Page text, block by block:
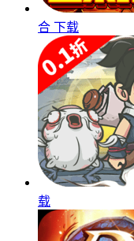
合 下载
载